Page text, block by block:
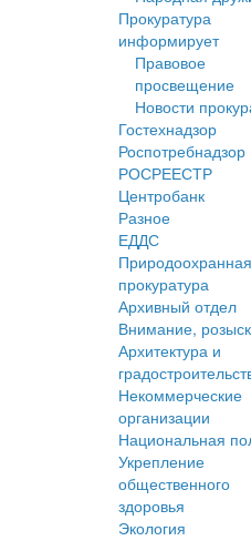
Прокуратура
информирует
Правовое
просвещение
Новости
Гостехнадзор
Роспотребнадзор
РОСРЕЕСТР
Центробанк
Разное
ЕДДС
Природоохранная
прокуратура
Архивный отдел
Внимание,
Архитектура и
Некоммерческие
организации
Национальная
Укрепление
общественного
здоровья
Экология